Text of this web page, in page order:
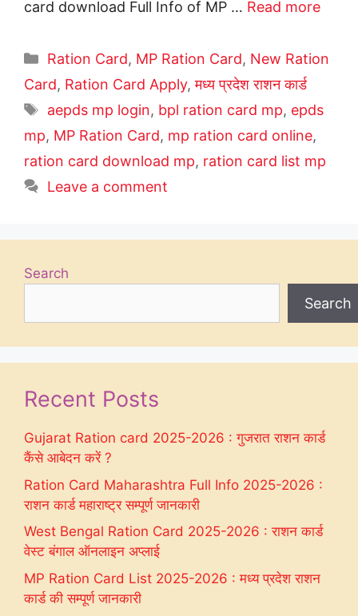
card download Full Info of MP … Read more
Categories
Ration Card, MP Ration Card, New Ration
Card, Ration Card Apply,मध्य प्रदेश राशन कार्ड
Tags
aepds mp login, bpl ration card mp, epds
mp, MP Ration Card, mp ration card online,
ration card download mp, ration card list mp
Leave a comment
Search
Search
Recent Posts
Gujarat Ration card 2025-2026 : गुजरात राशन कार्ड
कैंसे आबेदन करें ?
Ration Card Maharashtra Full Info 2025-2026 :
राशन कार्ड महाराष्ट्र सम्पूर्ण जानकारी
West Bengal Ration Card 2025-2026 : राशन कार्ड
वेस्ट बंगाल ऑनलाइन अप्लाई
MP Ration Card List 2025-2026 : मध्य प्रदेश राशन
कार्ड की सम्पूर्ण जानकारी